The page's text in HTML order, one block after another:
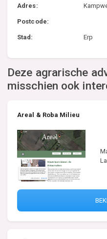
Adres:
Postcode:
Stad: Erp
Deze agrarische
misschien ook
Areal & Roba Milieu